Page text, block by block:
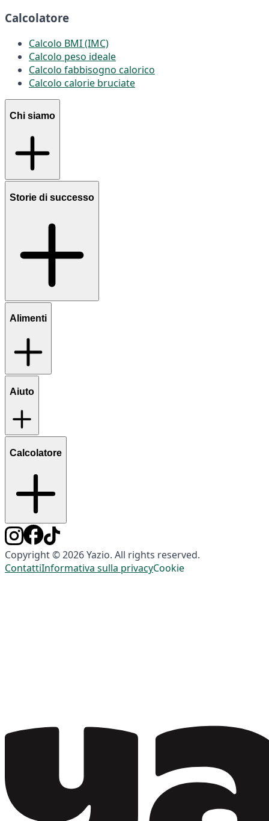
Calcolatore
Calcolo BMI (IMC)
Calcolo peso ideale
Calcolo fabbisogno calorico
Calcolo calorie bruciate
Chi siamo
Storie di successo
Alimenti
Aiuto
Calcolatore
Copyright © 2026 Yazio. All rights reserved.
ContattiInformativa sulla privacyCookie